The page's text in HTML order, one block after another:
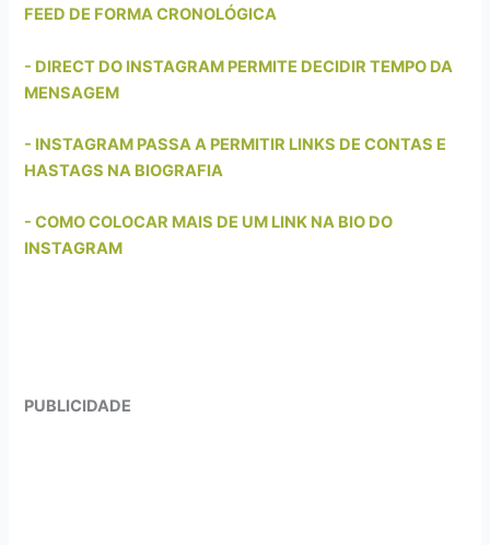
FEED DE FORMA CRONOLÓGICA
- DIRECT DO INSTAGRAM PERMITE DECIDIR TEMPO DA
MENSAGEM
- INSTAGRAM PASSA A PERMITIR LINKS DE CONTAS E
HASTAGS NA BIOGRAFIA
- COMO COLOCAR MAIS DE UM LINK NA BIO DO
INSTAGRAM
PUBLICIDADE